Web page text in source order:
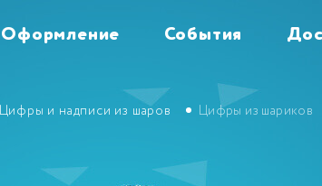
Оформление События
Цифры и надписи из шаров Цифры из шариков